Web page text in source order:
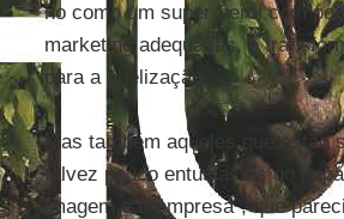
no como um super-herói com
marketing adequadas, e
para a fidelização.
Mas também aqueles que estão
talvez pouco entusiastas do
imagem da “empresa”, que